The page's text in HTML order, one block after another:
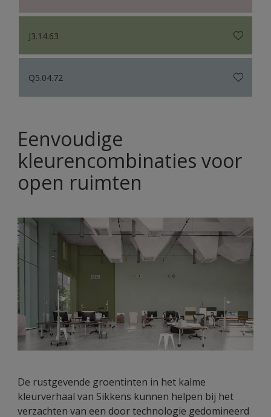
J3.14.63
Q5.04.72
Eenvoudige
kleurencombinaties voor
open ruimten
De rustgevende groentinten in het kalme
kleurverhaal van Sikkens kunnen helpen bij het
verzachten van een door technologie gedomineerd